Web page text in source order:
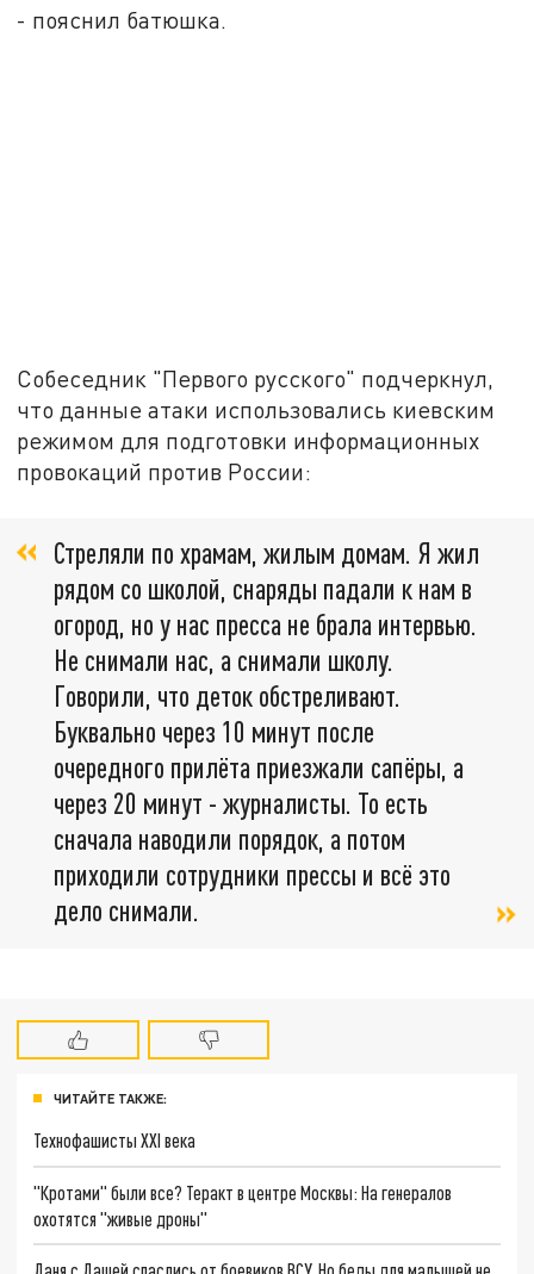
- пояснил батюшка.
Собеседник "Первого русского" подчеркнул,
что данные атаки использовались киевским
режимом для подготовки информационных
провокаций против России:
Стреляли по храмам, жилым домам. Я жил
рядом со школой, снаряды падали к нам в
огород, но у нас пресса не брала интервью.
Не снимали нас, а снимали школу.
Говорили, что деток обстреливают.
Буквально через 10 минут после
очередного прилёта приезжали сапёры, а
через 20 минут - журналисты. То есть
сначала наводили порядок, а потом
приходили сотрудники прессы и всё это
дело снимали.
ЧИТАЙТЕ ТАКЖЕ:
Технофашисты XXI века
"Кротами" были все? Теракт в центре Москвы: На генералов
охотятся "живые дроны"